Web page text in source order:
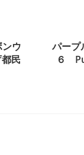
ウ
民
パープ
６